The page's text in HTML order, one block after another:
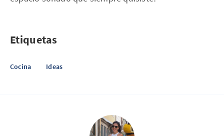
Etiquetas
Cocina Ideas